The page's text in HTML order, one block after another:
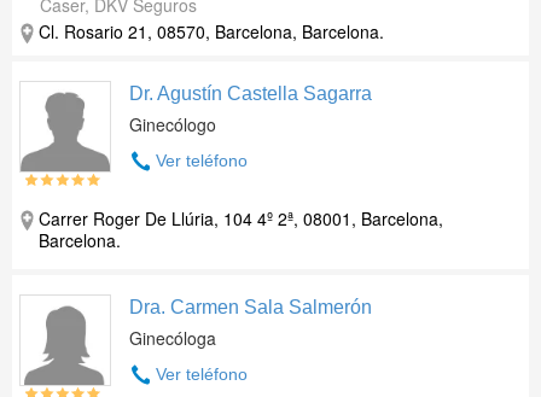
Caser, DKV Seguros
Cl. Rosario 21, 08570, Barcelona, Barcelona.
Dr. Agustín Castella Sagarra
Ginecólogo
Ver teléfono
Carrer Roger De Llúria, 104 4º 2ª, 08001, Barcelona,
Barcelona.
Dra. Carmen Sala Salmerón
Ginecóloga
Ver teléfono